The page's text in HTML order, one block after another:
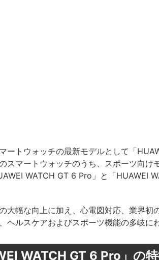
ートウォッチの最新モデルとして「
スマートウォッチのうち、スポーツ向け
WATCH GT 6 Pro」と「HUAWEI
大幅な向上に加え、心電図対応、業界初
ヘルスケアおよびスポーツ機能の多岐に
WATCH GT 6 Pro」の